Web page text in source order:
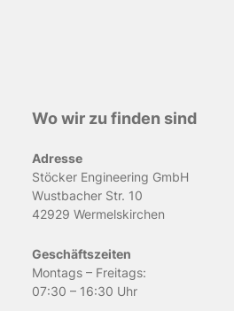
Wo wir zu finden sind
Adresse
Stöcker Engineering GmbH
Wustbacher Str. 10
42929 Wermelskirchen
Geschäftszeiten
Montags – Freitags:
07:30 – 16:30 Uhr